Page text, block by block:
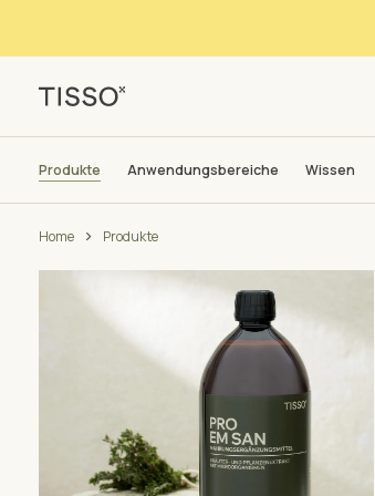
Produkte Anwendungsbereiche Wissen
Home Produkte